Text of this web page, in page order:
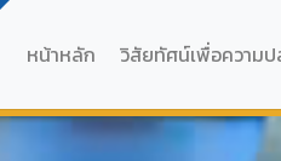
หน้าหลัก วิสัยทัศน์เพื่อความ